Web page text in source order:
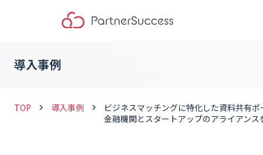
導入事例
TOP keyboard_arrow_right 導入事例 keyboard_arrow_right
ビジネスマッチングに特化した資料共有
金融機関とスタートアップのアライアンス